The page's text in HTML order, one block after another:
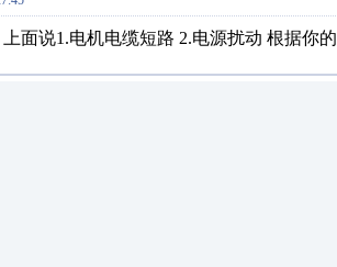
面说1.电机电缆短路 2.电源扰动 根据你